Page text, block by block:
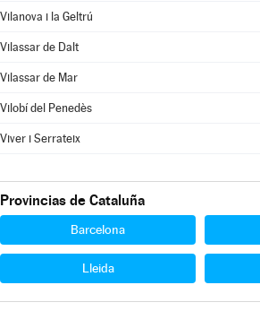
Vilanova i la Geltrú
Vilassar de Dalt
Vilassar de Mar
Vilobí del Penedès
Viver i Serrateix
Provincias de Cataluña
Barcelona
Lleida